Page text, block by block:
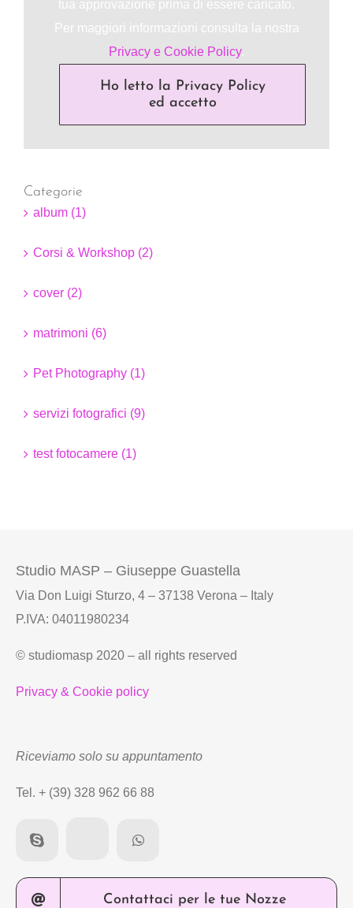
tua approvazione prima di essere caricato.
Per maggiori informazioni consulta la nostra
Privacy e Cookie Policy.
Ho letto la Privacy Policy
ed accetto
Categorie
album (1)
Corsi & Workshop (2)
cover (2)
matrimoni (6)
Pet Photography (1)
servizi fotografici (9)
test fotocamere (1)
Studio MASP – Giuseppe Guastella
Via Don Luigi Sturzo, 4 – 37138 Verona – Italy
P.IVA: 04011980234
© studiomasp 2020 – all rights reserved
Privacy & Cookie policy
Riceviamo solo su appuntamento
Tel. + (39) 328 962 66 88
Contattaci per le tue Nozze